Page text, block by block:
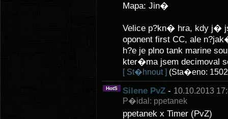
Mapa: Jin�
Velice p?kn� hra, kdy j�
oponent first CC, ale
h?e je plno tank marine
kter�ma jsem decimoval
[ St�hnout ] (Sta�eno:
HotS Silene PvZ - 10.10.2013
P�idal: ppetanek
ppetanek x Timer (PvZ)